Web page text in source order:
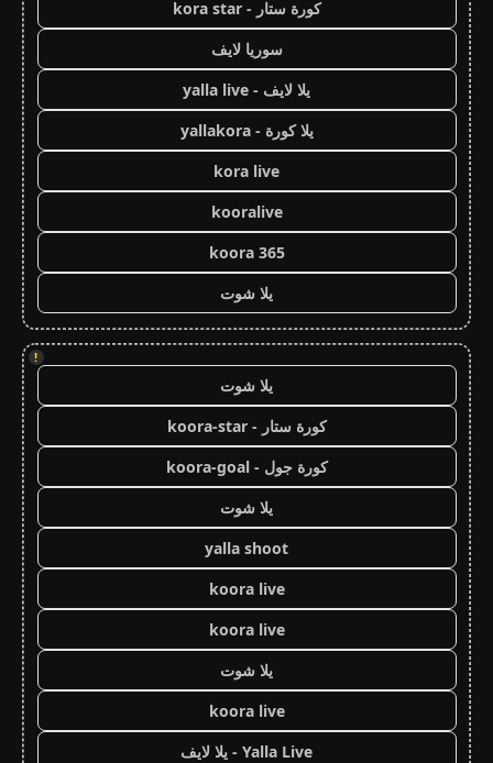
كورة ستار - kora star
سوريا لايف
يلا لايف - yalla live
يلا كورة - yallakora
kora live
kooralive
koora 365
يلا شوت
!
يلا شوت
كورة ستار - koora-star
كورة جول - koora-goal
يلا شوت
yalla shoot
koora live
koora live
يلا شوت
koora live
Yalla Live - يلا لايف